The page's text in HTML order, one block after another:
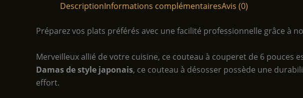
DescriptionInformations complémentairesAvis (0)
Préparez vos plats préférés avec une facilité professionnelle grâce à
Merveilleux allié de votre cuisine, ce couteau à couperet de 6
Damas de style japonais, ce couteau à désosser possède une
effort.